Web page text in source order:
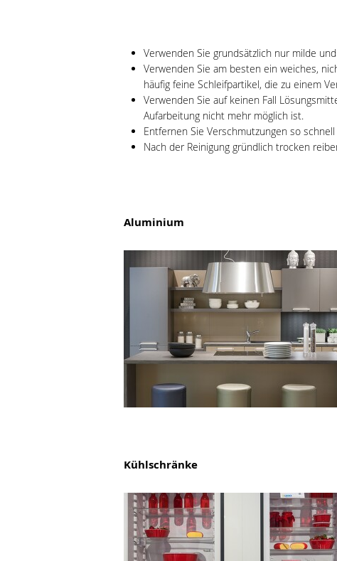
Verwenden Sie grundsätzlich nur milde
Verwenden Sie am besten ein weiches,
häufig feine Schleifpartikel, die zu einem
Verwenden Sie auf keinen Fall
Aufarbeitung nicht mehr möglich ist.
Entfernen Sie Verschmutzungen so
Nach der Reinigung gründlich trocken
Aluminium
Kühlschränke